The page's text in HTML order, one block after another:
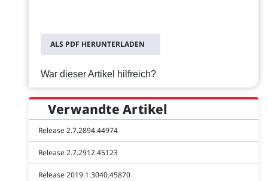
ALS PDF HERUNTERLADEN
War dieser Artikel hilfreich?
Verwandte Artikel
Release 2.7.2894.44974
Release 2.7.2912.45123
Release 2019.1.3040.45870